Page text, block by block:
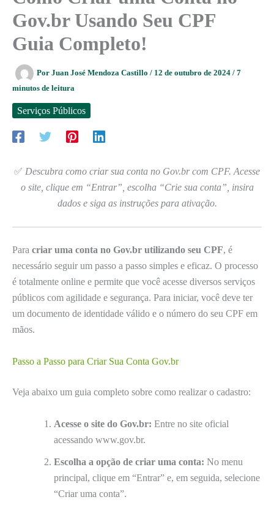
Gov.br Usando Seu CPF
Guia Completo!
Por Juan José Mendoza Castillo / 12 de outubro de 2024 / 7
minutos de leitura
Serviços Públicos
✅ Descubra como criar sua conta no Gov.br com CPF. Acesse
o site, clique em “Entrar”, escolha “Crie sua conta”, insira
dados e siga as instruções para ativação.
Para criar uma conta no Gov.br utilizando seu CPF, é
necessário seguir um passo a passo simples e eficaz. O processo
é totalmente online e permite que você acesse diversos serviços
públicos com agilidade e segurança. Para iniciar, você deve ter
um documento de identidade válido e o número do seu CPF em
mãos.
Passo a Passo para Criar Sua Conta Gov.br
Veja abaixo um guia completo sobre como realizar o cadastro:
Acesse o site do Gov.br: Entre no site oficial
acessando www.gov.br.
Escolha a opção de criar uma conta: No menu
principal, clique em “Entrar” e, em seguida, selecione
“Criar uma conta”.